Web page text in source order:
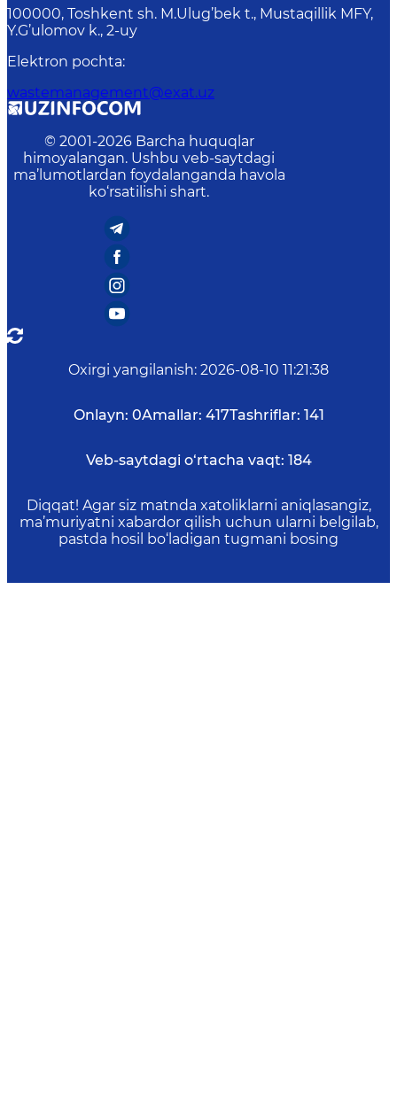
100000, Toshkent sh. M.Ulug’bek t., Mustaqillik MFY,
Y.G’ulomov k., 2-uy
Elektron pochta:
wastemanagement@exat.uz
© 2001-2026 Barcha huquqlar
himoyalangan. Ushbu veb-saytdagi
ma’lumotlardan foydalanganda havola
ko‘rsatilishi shart.
Oxirgi yangilanish: 2026-08-10 11:21:38
Onlayn: 0Amallar: 417Tashriflar: 141
Veb-saytdagi o‘rtacha vaqt: 184
Diqqat! Agar siz matnda xatoliklarni aniqlasangiz,
ma’muriyatni xabardor qilish uchun ularni belgilab,
pastda hosil bo‘ladigan tugmani bosing